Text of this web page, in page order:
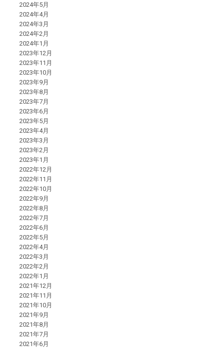
2024年5月
2024年4月
2024年3月
2024年2月
2024年1月
2023年12月
2023年11月
2023年10月
2023年9月
2023年8月
2023年7月
2023年6月
2023年5月
2023年4月
2023年3月
2023年2月
2023年1月
2022年12月
2022年11月
2022年10月
2022年9月
2022年8月
2022年7月
2022年6月
2022年5月
2022年4月
2022年3月
2022年2月
2022年1月
2021年12月
2021年11月
2021年10月
2021年9月
2021年8月
2021年7月
2021年6月